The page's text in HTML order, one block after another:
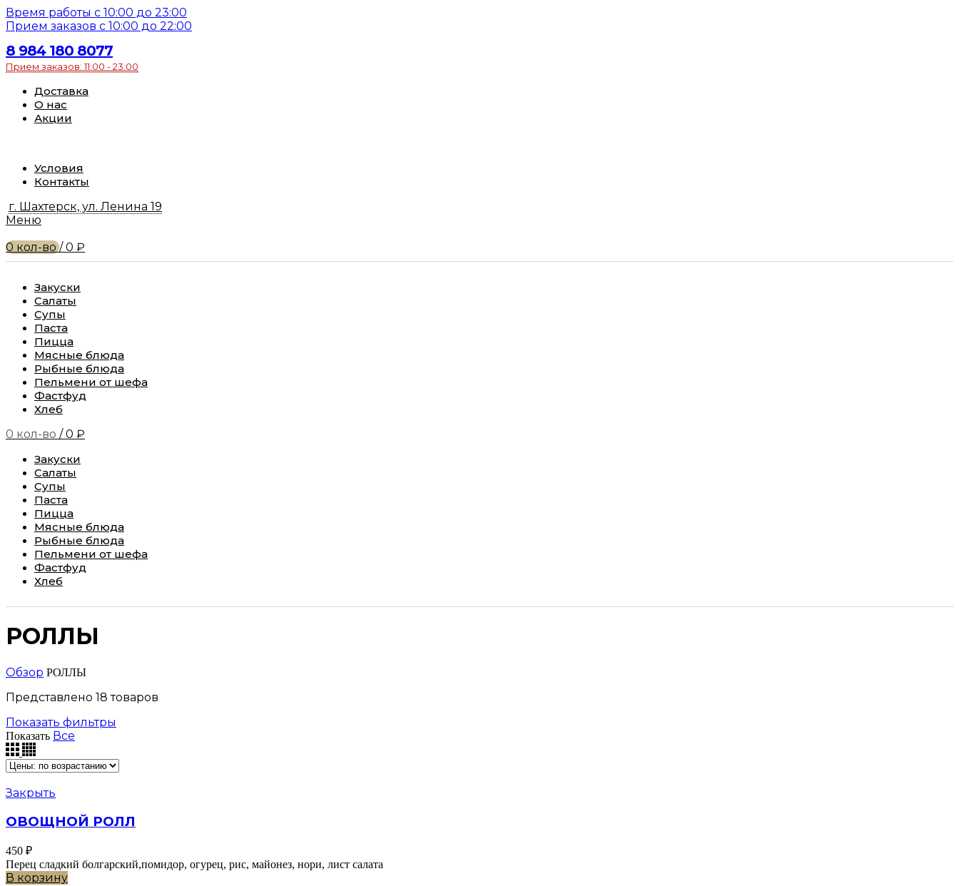
Время работы с 10:00 до 23:00
Прием заказов с 10:00 до 22:00
8 984 180 8077
Прием заказов: 11:00 - 23:00
Доставка
О нас
Акции
Условия
Контакты
г. Шахтерск, ул. Ленина 19
Меню
0 кол-во / 0 ₽
Закуски
Салаты
Супы
Паста
Пицца
Мясные блюда
Рыбные блюда
Пельмени от шефа
Фастфуд
Хлеб
0 кол-во / 0 ₽
Закуски
Салаты
Супы
Паста
Пицца
Мясные блюда
Рыбные блюда
Пельмени от шефа
Фастфуд
Хлеб
РОЛЛЫ
Обзор РОЛЛЫ
Представлено 18 товаров
Показать фильтры
Показать Все
Закрыть
ОВОЩНОЙ РОЛЛ
450 ₽
Перец сладкий болгарский,помидор, огурец, рис, майонез, нори, лист салата
В корзину